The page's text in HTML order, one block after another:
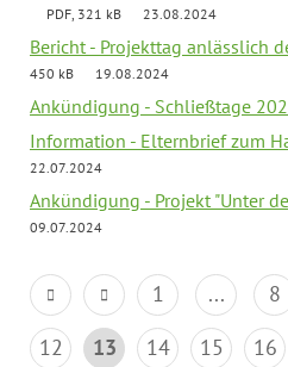
PDF, 321 kB 23.08.2024
Bericht - Projekttag anlässlich
450 kB
19.08.2024
Ankündigung - Schließtage
Information - Elternbrief zum
22.07.2024
Ankündigung - Projekt "Unter
09.07.2024
1 ... 8
12
13 14 15 16